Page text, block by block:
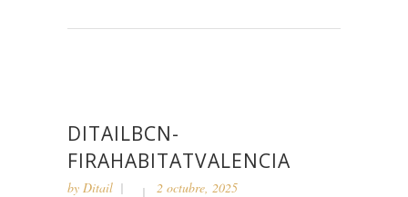
DITAILBCN-
FIRAHABITATVALENCIA
by Ditail 2 octubre, 2025